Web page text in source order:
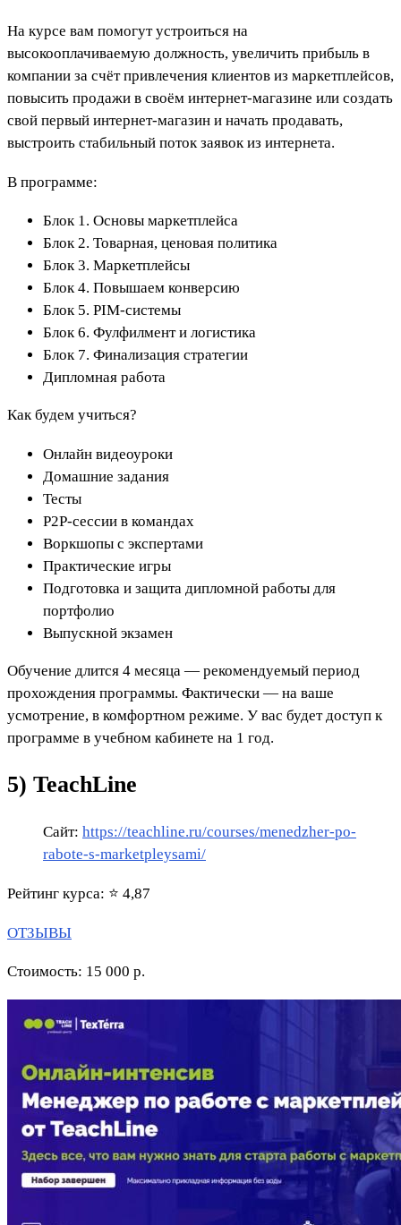
На курсе вам помогут устроиться на
высокооплачиваемую должность, увеличить прибыль в
компании за счёт привлечения клиентов из маркетплейсов,
повысить продажи в своём интернет-магазине или создать
свой первый интернет-магазин и начать продавать,
выстроить стабильный поток заявок из интернета.
В программе:
Блок 1. Основы маркетплейса
Блок 2. Товарная, ценовая политика
Блок 3. Маркетплейсы
Блок 4. Повышаем конверсию
Блок 5. PIM-системы
Блок 6. Фулфилмент и логистика
Блок 7. Финализация стратегии
Дипломная работа
Как будем учиться?
Онлайн видеоуроки
Домашние задания
Тесты
Р2Р-сессии в командах
Воркшопы с экспертами
Практические игры
Подготовка и защита дипломной работы для
портфолио
Выпускной экзамен
Обучение длится 4 месяца — рекомендуемый период
прохождения программы. Фактически — на ваше
усмотрение, в комфортном режиме. У вас будет доступ к
программе в учебном кабинете на 1 год.
5) TeachLine
Сайт: https://teachline.ru/courses/menedzher-po-
rabote-s-marketpleysami/
Рейтинг курса: ⭐ 4,87
ОТЗЫВЫ
Стоимость: 15 000 р.